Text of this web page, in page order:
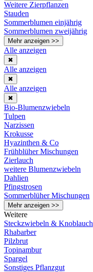
Weitere Zierpflanzen
Stauden
Sommerblumen einjährig
Sommerblumen zweijährig
Mehr anzeigen >>
Alle anzeigen
✖
Alle anzeigen
✖
Alle anzeigen
✖
Bio-Blumenzwiebeln
Tulpen
Narzissen
Krokusse
Hyazinthen & Co
Frühblüher Mischungen
Zierlauch
weitere Blumenzwiebeln
Dahlien
Pfingstrosen
Sommerblüher Mischungen
Mehr anzeigen >>
Weitere
Steckzwiebeln & Knoblauch
Rhabarber
Pilzbrut
Topinambur
Spargel
Sonstiges Pflanzgut